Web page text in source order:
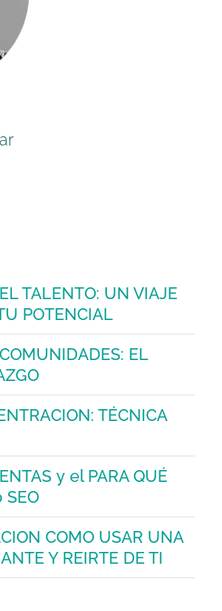
TALENTO: UN VIAJE
POTENCIAL
EL
TÉCNICA
y el PARA QUÉ
SEO
COMO USAR UNA
Y REIRTE DE TI